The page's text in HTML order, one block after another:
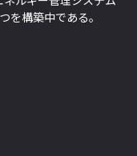
を構築中である。